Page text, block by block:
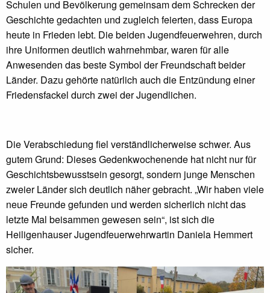
Schulen und Bevölkerung gemeinsam dem Schrecken der
Geschichte gedachten und zugleich feierten, dass Europa
heute in Frieden lebt. Die beiden Jugendfeuerwehren, durch
ihre Uniformen deutlich wahrnehmbar, waren für alle
Anwesenden das beste Symbol der Freundschaft beider
Länder. Dazu gehörte natürlich auch die Entzündung einer
Friedensfackel durch zwei der Jugendlichen.
Die Verabschiedung fiel verständlicherweise schwer. Aus
gutem Grund: Dieses Gedenkwochenende hat nicht nur für
Geschichtsbewusstsein gesorgt, sondern junge Menschen
zweier Länder sich deutlich näher gebracht. „Wir haben viele
neue Freunde gefunden und werden sicherlich nicht das
letzte Mal beisammen gewesen sein“, ist sich die
Heiligenhauser Jugendfeuerwehrwartin Daniela Hemmert
sicher.